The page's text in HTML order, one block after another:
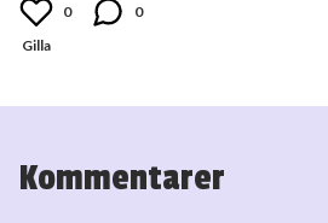
0 0
Kommentarer